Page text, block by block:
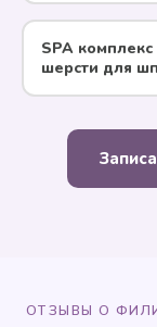
SPA
шерсти для
ОТЗЫВЫ О